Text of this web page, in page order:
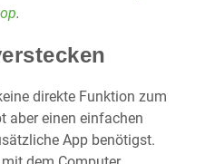
.
direkte Funktion zum
aber einen einfachen
App benötigst.